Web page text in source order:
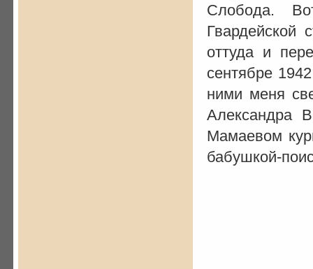
Слобода.
Гвардейской
оттуда и
сентябре
ними меня
Александра
Мамаевом
бабушкой-